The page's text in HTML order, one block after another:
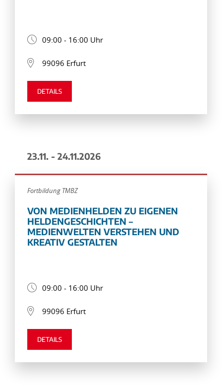
09:00 - 16:00 Uhr
99096 Erfurt
DETAILS
23.11. - 24.11.2026
Fortbildung TMBZ
VON MEDIENHELDEN ZU EIGENEN
HELDENGESCHICHTEN –
MEDIENWELTEN VERSTEHEN UND
KREATIV GESTALTEN
09:00 - 16:00 Uhr
99096 Erfurt
DETAILS